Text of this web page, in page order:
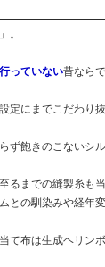
。
っていない昔なら
定にまでこだわり
ず飽きのこないシ
るまでの縫製糸も
との馴染みや経年
て布は生成ヘリン